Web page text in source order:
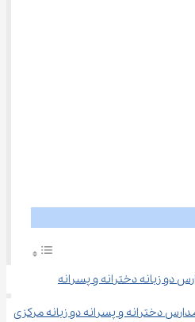
دو زبانه دخترانه و پسرانه
دخترانه و پسرانه دو زبانه مرکزی